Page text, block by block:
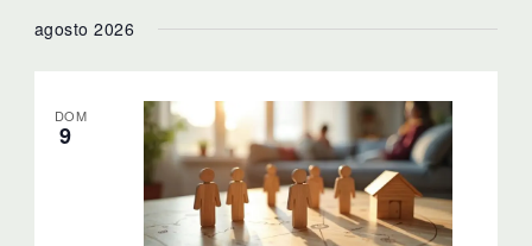
vistas
de
Eventos
la
agosto 2026
DOM
9